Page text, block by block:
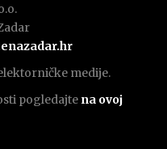
medije.
pogledajte na ovoj